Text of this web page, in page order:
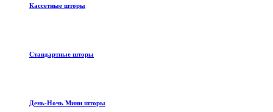
Кассетные шторы
Стандартные шторы
День-Ночь Мини шторы